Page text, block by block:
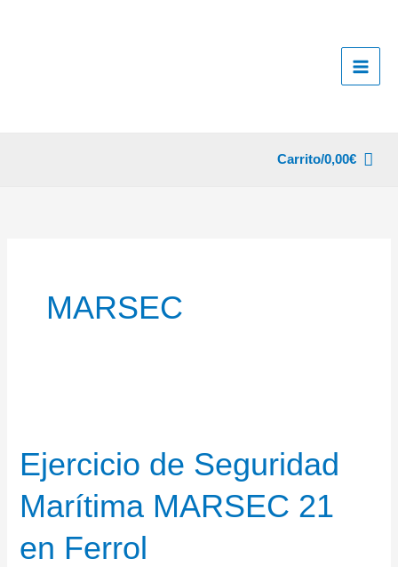
Carrito/0,00€
MARSEC
Ejercicio de Seguridad
Marítima MARSEC 21
en Ferrol